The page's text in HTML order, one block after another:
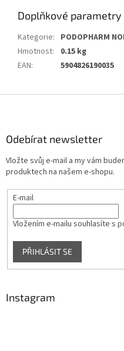
Doplňkové parametry
Kategorie: PODOPHARM
Hmotnost:
0.15 kg
EAN: 5904826190035
Odebírat newsletter
Vložte svůj e-mail a my vám
produktech na našem e-shopu.
E-mail
Vložením e-mailu souhlasíte s
PŘIHLÁSIT SE
Instagram